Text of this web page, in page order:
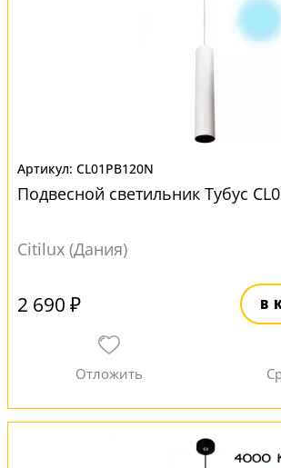
CL01PB120N
Подвесной светильник Тубус
Citilux (Дания)
2 690 ₽ В